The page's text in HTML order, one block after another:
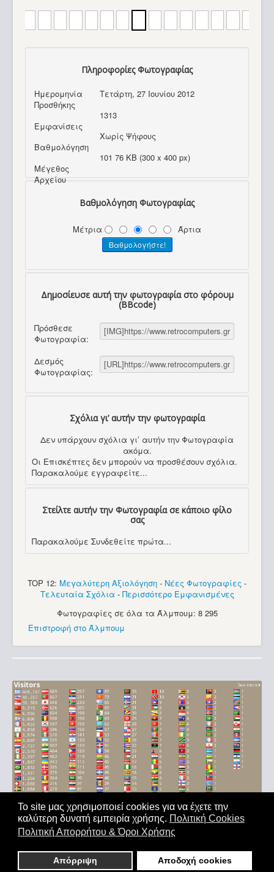
Το site μας χρησιμοποιεί cookies για να έχετε την
καλύτερη δυνατή εμπειρία χρήσης. Πολιτική Cookies
Πολιτική Απορρήτου & Όροι Χρήσης
Απόρριψη Αποδοχή cookies
Πληροφορίες Φωτογραφίας
Ημερομηνία
Προσθήκης
Τετάρτη, 27 Ιουνίου 2012
Εμφανίσεις
1313
Βαθμολόγηση
Χωρίς Ψήφους
Μέγεθος
Αρχείου
101 76 KB (300 x 400 px)
Βαθμολόγηση Φωτογραφίας
Μέτρια Άρτια
Δημοσίευσε αυτή την φωτογραφία στο φόρουμ
(BBcode)
Πρόσθεσε
Φωτογραφία:
Δεσμός
Φωτογραφίας:
Σχόλια γι’ αυτήν την φωτογραφία
Δεν υπάρχουν σχόλια γι’ αυτήν την Φωτογραφία
ακόμα.
Οι Επισκέπτες δεν μπορούν να προσθέσουν σχόλια.
Παρακαλούμε εγγραφείτε...
Στείλτε αυτήν την Φωτογραφία σε κάποιο φίλο
σας
Παρακαλούμε Συνδεθείτε πρώτα...
TOP 12: Μεγαλύτερη Αξιολόγηση - Νέες Φωτογραφίες -
Τελευταία Σχόλια - Περισσότερο Εμφανισμένες
Φωτογραφίες σε όλα τα Άλμπουμ: 8 295
Επιστροφή στο Άλμπουμ
Αρχική|'Οροι Χρήσης|Επικοινωνία
παντός δικαιώματος